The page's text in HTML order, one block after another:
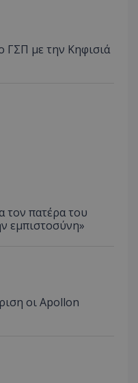
ΓΣΠ με την Κηφισιά
τον πατέρα του
εμπιστοσύνη»
οι Apollon